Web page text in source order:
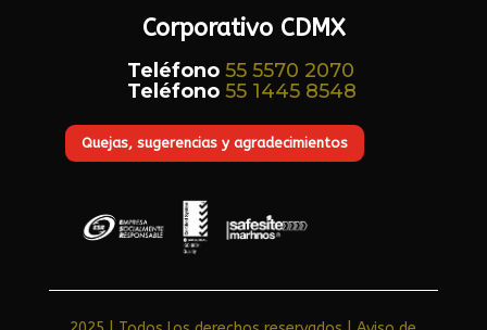
Corporativo CDMX
Teléfono 55 5570 2070
Teléfono 55 1445 8548
Quejas, sugerencias y agradecimientos